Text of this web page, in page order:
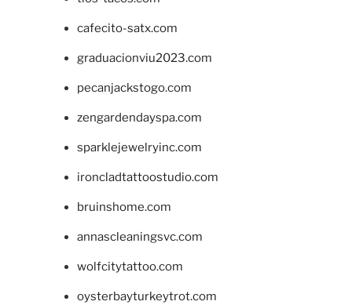
cafecito-satx.com
graduacionviu2023.com
pecanjackstogo.com
zengardendayspa.com
sparklejewelryinc.com
ironcladtattoostudio.com
bruinshome.com
annascleaningsvc.com
wolfcitytattoo.com
oysterbayturkeytrot.com